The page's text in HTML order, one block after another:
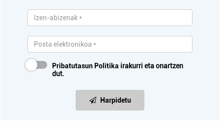
Pribatutasun Politika irakurri eta onartzen
dut.
Harpidetu